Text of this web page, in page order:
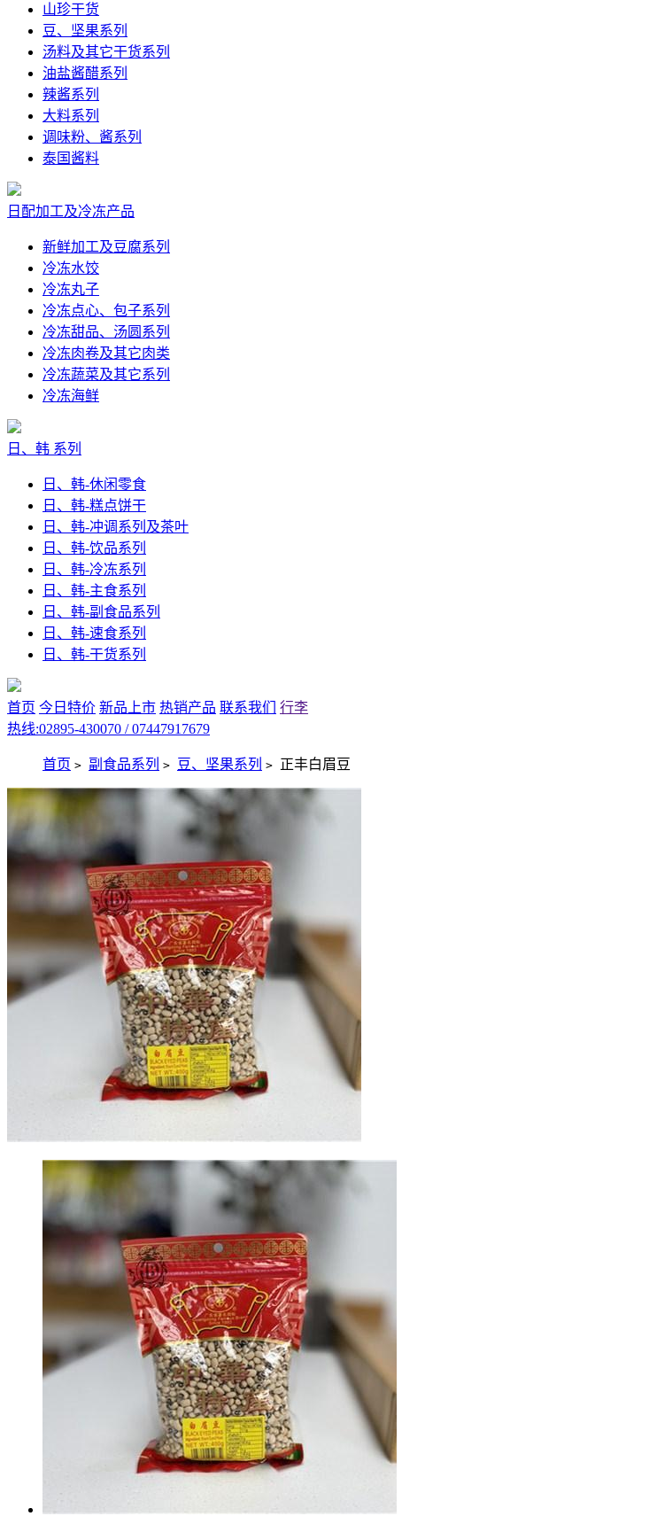
山珍干货
豆、坚果系列
汤料及其它干货系列
油盐酱醋系列
辣酱系列
大料系列
调味粉、酱系列
泰国酱料
日配加工及冷冻产品
新鲜加工及豆腐系列
冷冻水饺
冷冻丸子
冷冻点心、包子系列
冷冻甜品、汤圆系列
冷冻肉卷及其它肉类
冷冻蔬菜及其它系列
冷冻海鲜
日、韩 系列
日、韩-休闲零食
日、韩-糕点饼干
日、韩-冲调系列及茶叶
日、韩-饮品系列
日、韩-冷冻系列
日、韩-主食系列
日、韩-副食品系列
日、韩-速食系列
日、韩-干货系列
首页 今日特价 新品上市 热销产品 联系我们
行李
热线:02895-430070 / 07447917679
首页 > 副食品系列 > 豆、坚果系列 > 正丰白眉豆